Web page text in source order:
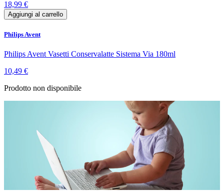
18,99 €
Aggiungi al carrello
Philips Avent
Philips Avent Vasetti Conservalatte Sistema Via 180ml
10,49 €
Prodotto non disponibile